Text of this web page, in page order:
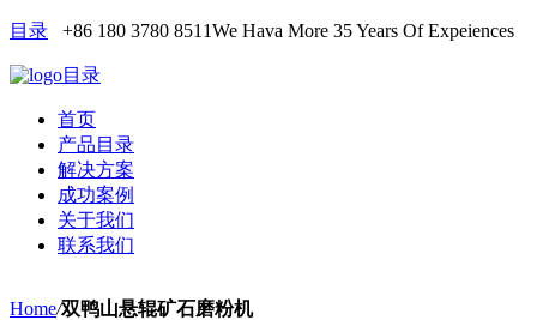
目录 +86 180 3780 8511We Hava More 35 Years Of Expeiences
目录
首页
产品目录
解决方案
成功案例
关于我们
联系我们
Home/双鸭山悬辊矿石磨粉机